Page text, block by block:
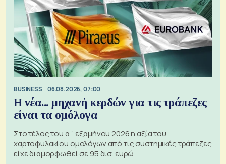
BUSINESS 06.08.2026, 07:00
Η νέα... μηχανή κερδών για τις τράπεζες
είναι τα ομόλογα
Στο τέλος του α΄ εξαμήνου 2026 η αξία του
χαρτοφυλακίου ομολόγων από τις συστημικές τράπεζες
είχε διαμορφωθεί σε 95 δισ. ευρώ